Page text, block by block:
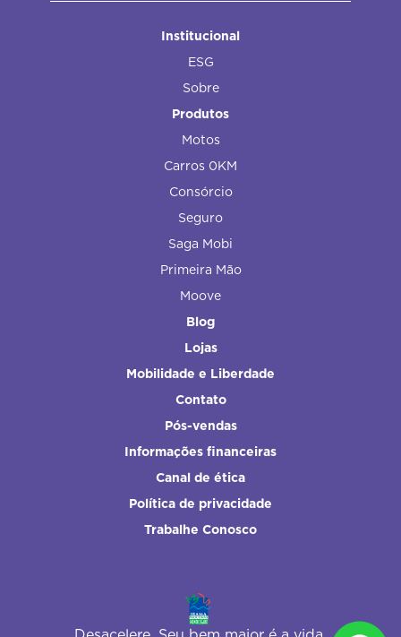
Institucional
ESG
Sobre
Produtos
Motos
Carros 0KM
Consórcio
Seguro
Saga Mobi
Primeira Mão
Moove
Blog
Lojas
Mobilidade e Liberdade
Contato
Pós-vendas
Informações financeiras
Canal de ética
Política de privacidade
Trabalhe Conosco